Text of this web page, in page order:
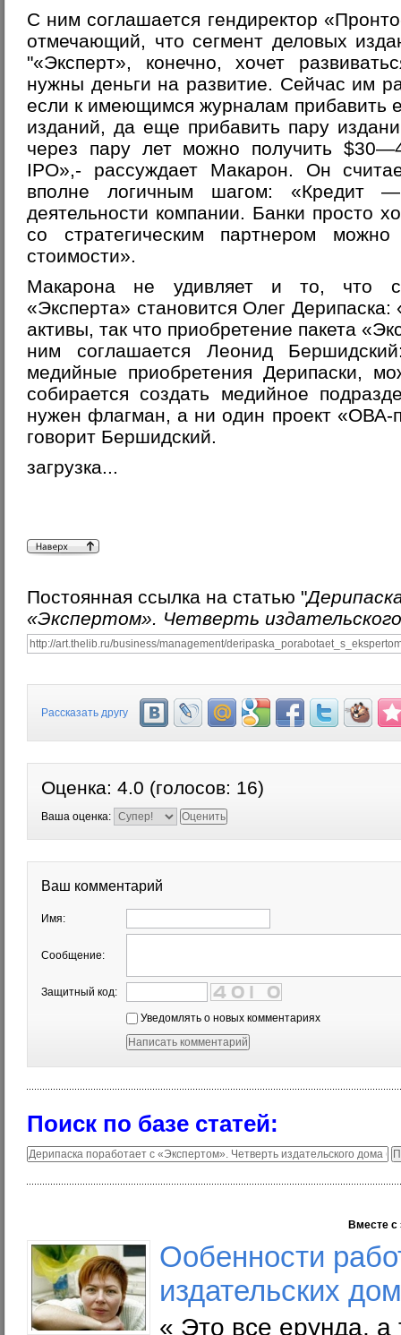
С ним соглашается гендиректор
отмечающий, что сегмент деловых
"«Эксперт», конечно, хочет
нужны деньги на развитие. Сейчас им
если к имеющимся журналам прибавить
изданий, да еще прибавить пару
через пару лет можно получить
IPO»,- рассуждает Макарон. Он
вполне логичным шагом: «Кредит —
деятельности компании. Банки просто
со стратегическим партнером
стоимости».
Макарона не удивляет и то, что
«Эксперта» становится Олег
активы, так что приобретение пакета
ним соглашается Леонид
медийные приобретения Дерипаски,
собирается создать медийное
нужен флагман, а ни один проект «ОВА-
говорит Бершидский.
загрузка...
Постоянная ссылка на статью "
«Экспертом». Четверть
Рассказать другу
Оценка: 4.0 (голосов: 16)
Ваша оценка:
Ваш комментарий
Имя:
Сообщение:
Защитный код:
Уведомлять о новых комментариях
Поиск по базе статей:
Вместе с
Ообенности
издательских
« Это все ерунда, а